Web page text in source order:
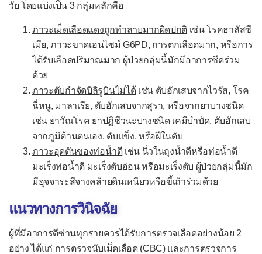
นกเขาไม่ขัน
หลั่งช้า/ไม่หลั่ง
หลั่งเร็ว
ถุงอัณฑะบวม
ปวดในถุงอัณฑะ
-- เฉพาะสตรี --
ตกขาวผิดปกติ
บกพร่องทางเพศ
รอบเดือนแรกไม่มา
รอบเดือนขาดหายไป
วัย โดยแบ่งเป็น 3 กลุ่มหลักคือ
ภาวะเม็ดเลือดแดงถูกทำลายมากผิดปกติ เช่น โรคธาลัสซี
เมีย, ภาวะขาดเอนไซม์ G6PD, การตกเลือดมาก, หรือการ
ได้รับเลือดปริมาณมาก ผู้ป่วยกลุ่มนี้มักมีอาการซีดร่วม
ด้วย
ภาวะตับกำจัดบิลิรูบินไม่ได้เช่น ตับอักเสบจากไวรัส, โรค
ฉี่หนู, มาลาเรีย, ตับอักเสบจากสุรา, หรือจากยาบางชนิด
เช่น ยาวัณโรค ยาปฏิชีวนะบางชนิด เคมีบำบัด, ตับอักเสบ
จากภูมิต้านตนเอง, ตับแข็ง, หรือฝีในตับ
ภาวะอุดตันของท่อน้ำดีเช่น นิ่วในถุงน้ำดีหรือท่อน้ำดี
มะเร็งท่อน้ำดี มะเร็งตับอ่อน หรือมะเร็งตับ ผู้ป่วยกลุ่มนี้มัก
มีอุจจาระสีจางคล้ายดินเหนียวหรือขี้เถ้าร่วมด้วย
แนวทางการวินิจฉัย
ผู้ที่มีอาการดีซ่านทุกรายควรได้รับการตรวจเลือดอย่างน้อย 2
อย่าง ได้แก่ การตรวจนับเม็ดเลือด (CBC) และการตรวจการ